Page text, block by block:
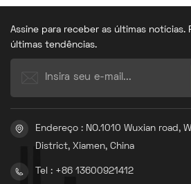
Assine para receber as últimas notícias.
últimas tendências.
Endereço : NO.1010 Wuxian road,
District, Xiamen, China
Tel : +86 13600921412